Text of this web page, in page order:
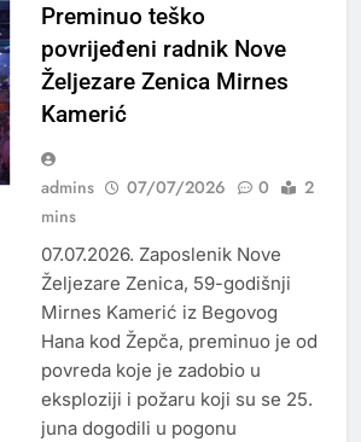
Preminuo teško
povrijeđeni radnik Nove
Željezare Zenica Mirnes
Kamerić
admins 07/07/2026 0
2
mins
07.07.2026. Zaposlenik Nove
Željezare Zenica, 59-godišnji
Mirnes Kamerić iz Begovog
Hana kod Žepča, preminuo je od
povreda koje je zadobio u
eksploziji i požaru koji su se 25.
juna dogodili u pogonu